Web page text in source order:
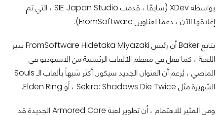
بواسطة XDev (سابقًا ، قدمت SIE Japan Studio ، التي تم
إغلاقها الآن ، دعمًا لعناوين FromSoftware).
يتابع Baker أن رئيس FromSoftware Hidetaka Miyazaki يدير
اللعبة ، كما فعل في معظم الألعاب الرئيسية من الاستوديو في
الماضي ، يُزعم أن العنوان الجديد سيكون أكثر شبهاً بألعاب الـ Souls
الشهيرة مثل Sekiro: Shadows Die Twice ، أو Elden Ring.
ومن المثير للاهتمام ، أن تطوير لعبة Armored Core الجديدة قد